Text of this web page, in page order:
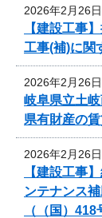
2026年2月26
【建設工事
工事(補)に関
2026年2月26
岐阜県立土
県有財産の
2026年2月26
【建設工事
ンテナンス
（（国）